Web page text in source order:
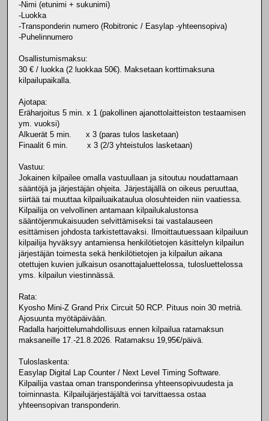
-Nimi (etunimi + sukunimi)
-Luokka
-Transponderin numero (Robitronic / Easylap -yhteensopiva)
-Puhelinnumero
Osallistumismaksu:
30 € / luokka (2 luokkaa 50€). Maksetaan korttimaksuna
kilpailupaikalla.
Ajotapa:
Eräharjoitus 5 min. x 1 (pakollinen ajanottolaitteiston testaamisen
ym. vuoksi)
Alkuerät 5 min. x 3 (paras tulos lasketaan)
Finaalit 6 min. x 3 (2/3 yhteistulos lasketaan)
Vastuu:
Jokainen kilpailee omalla vastuullaan ja sitoutuu noudattamaan
sääntöjä ja järjestäjän ohjeita. Järjestäjällä on oikeus peruuttaa,
siirtää tai muuttaa kilpailuaikataulua olosuhteiden niin vaatiessa.
Kilpailija on velvollinen antamaan kilpailukalustonsa
sääntöjenmukaisuuden selvittämiseksi tai vastalauseen
esittämisen johdosta tarkistettavaksi. Ilmoittautuessaan kilpailuun
kilpailija hyväksyy antamiensa henkilötietojen käsittelyn kilpailun
järjestäjän toimesta sekä henkilötietojen ja kilpailun aikana
otettujen kuvien julkaisun osanottajaluettelossa, tulosluettelossa
yms. kilpailun viestinnässä.
Rata:
Kyosho Mini-Z Grand Prix Circuit 50 RCP. Pituus noin 30 metriä.
Ajosuunta myötäpäivään.
Radalla harjoittelumahdollisuus ennen kilpailua ratamaksun
maksaneille 17.-21.8.2026. Ratamaksu 19,95€/päivä.
Tuloslaskenta:
Easylap Digital Lap Counter / Next Level Timing Software.
Kilpailija vastaa oman transponderinsa yhteensopivuudesta ja
toiminnasta. Kilpailujärjestäjältä voi tarvittaessa ostaa
yhteensopivan transponderin.